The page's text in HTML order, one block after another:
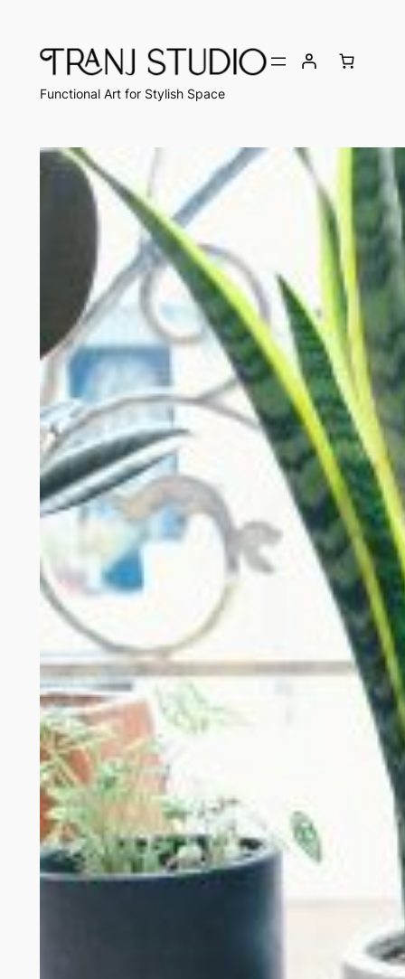
phần
Functional Art for Stylish Space